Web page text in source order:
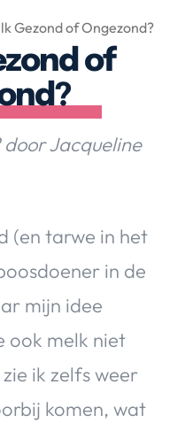
5
Gezond of Ongezond?
of
door Jacqueline
(en tarwe in het
in de
mijn idee
ook melk niet
ik zelfs weer
komen, wat